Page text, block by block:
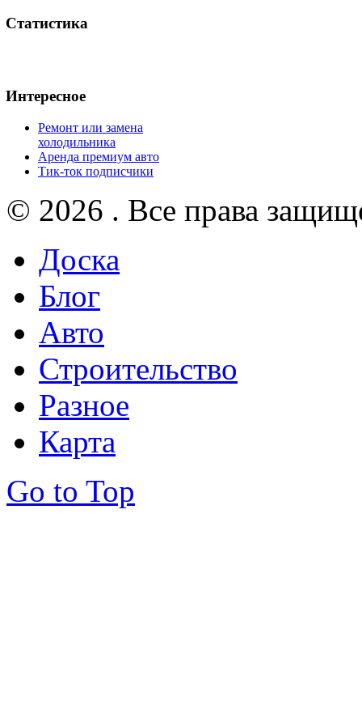
Статистика
Интересное
Ремонт или замена
холодильника
Аренда премиум авто
Тик-ток подписчики
© 2026 . Все права
Доска
Блог
Авто
Строительство
Разное
Карта
Go to Top